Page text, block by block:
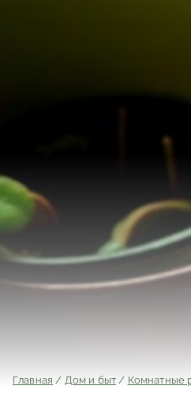
Главная / Дом и быт / Комнатные